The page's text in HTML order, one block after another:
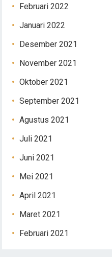
Februari 2022
Januari 2022
Desember 2021
November 2021
Oktober 2021
September 2021
Agustus 2021
Juli 2021
Juni 2021
Mei 2021
April 2021
Maret 2021
Februari 2021